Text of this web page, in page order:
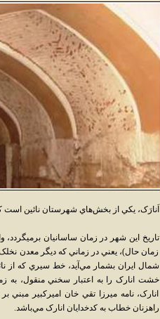
اَنارَک، يکي از بخش‌هاي شهرستان نائين
تاريخ اين شهر در زمان ساسانيان
زمان حال)، يعني در زماني که ديگر معدن
شمال ايران بشمار مي‌آيد، خط سيري که از
خشت انارک را به اعتبار سخني منقول، به
انارک، نامه ميرزا تقي خان اميرکبير
راهزنان خطاب به کدخدايان انارک مي‌باشد.